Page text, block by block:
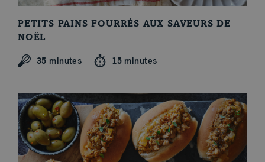
PETITS PAINS FOURRÉS AUX SAVEURS DE
NOËL
35 minutes 15 minutes